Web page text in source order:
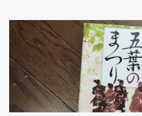
す。自転車用に買ったトルクレン
た。 ここ（フィラーも）は液体ガ
ます。 このホルツの液体ガスケッ
ット自体、初めて使用です。適当
入は、この400ccオイル差しを使
げてあります。 エブリイ（MT/
なので、ここにオイルを7回入れ
も多少ささくれが残るものの、
と感じていたのです。 ところが、
なミスを経験することになります
正しい使用方法に対する理解が浅
（材料や刃が跳ね返る現象）」
丸ノコ本体が突然自分の方へ飛